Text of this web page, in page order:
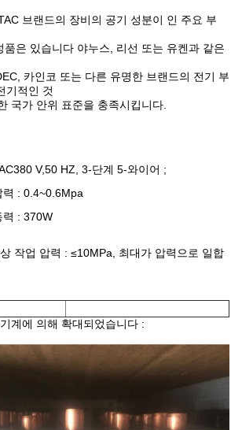
브랜드의 장비의 공기 성분이 인 주요 부
은 있습니다 야누스, 리선 또는 유켄과 같은
카인코 또는 다른 유명한 브랜드의 전기 부
기적인 것
국가 안위 표준을 충족시킵니다.
V,50 HZ, 3-단계 5-와이어 ;
력 : 0.4~0.6Mpa
력 : 370W
작업 압력 : ≤10MPa, 최대가 압력으로 일합
계에 의해 확대되었습니다 :